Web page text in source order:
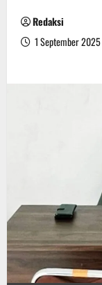
Redaksi
1 September 2025